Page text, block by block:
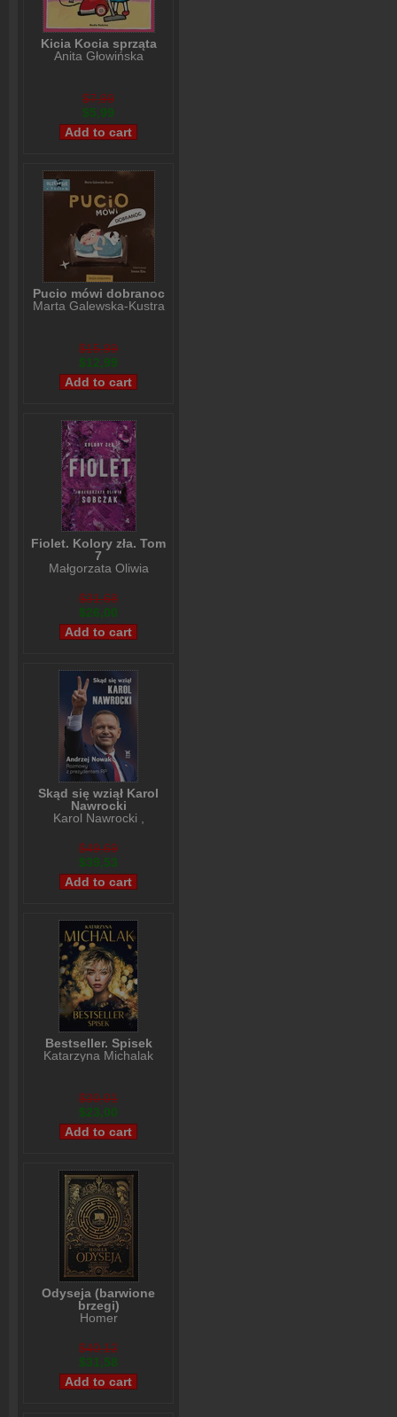
Kicia Kocia sprząta
Anita Głowińska
$7,99
$5,99
Pucio mówi dobranoc
Marta Galewska-Kustra
$15,99
$12,99
Fiolet. Kolory zła. Tom
7
Małgorzata Oliwia
$31,68
$26,00
Skąd się wziął Karol
Nawrocki
Karol Nawrocki
$49,69
$39,53
Bestseller. Spisek
Katarzyna Michalak
$30,01
$23,00
Odyseja (barwione
brzegi)
Homer
$40,12
$31,58